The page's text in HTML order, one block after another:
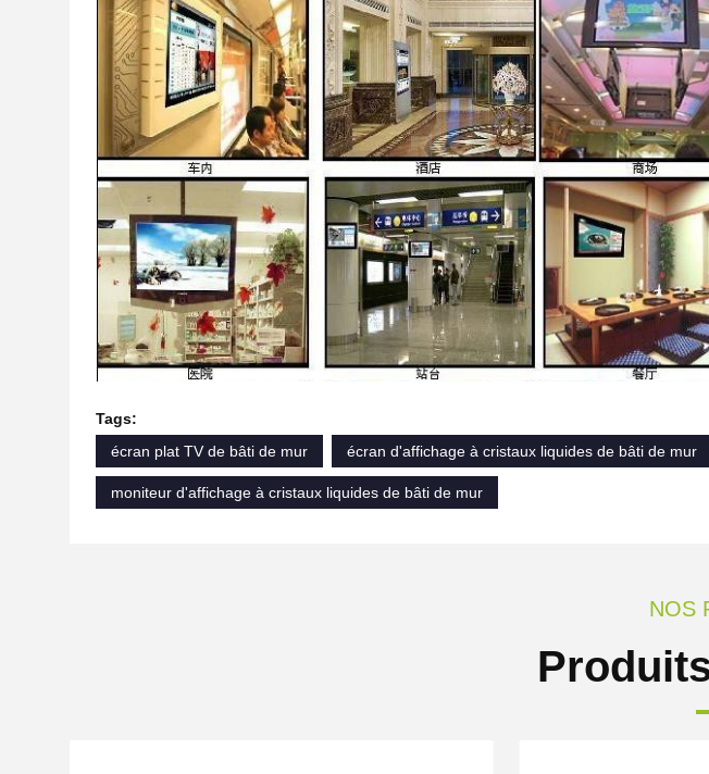
Tags:
écran plat TV de bâti de mur
écran d'affichage à cristaux liquides de bâti de mur
moniteur d'affichage à cristaux liquides de bâti de mur
NOS